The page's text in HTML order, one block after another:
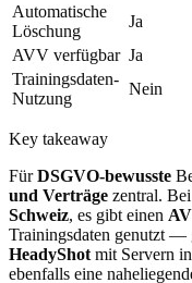
Automatische
Löschung
Ja
AVV verfügbar Ja
Trainingsdaten-
Nutzung
Nein
Key takeaway
FürDSGVO-bewusste
und Verträge zentral.
Schweiz, es gibt einen
Trainingsdaten genutzt —
HeadyShot mit Servern
ebenfalls eine